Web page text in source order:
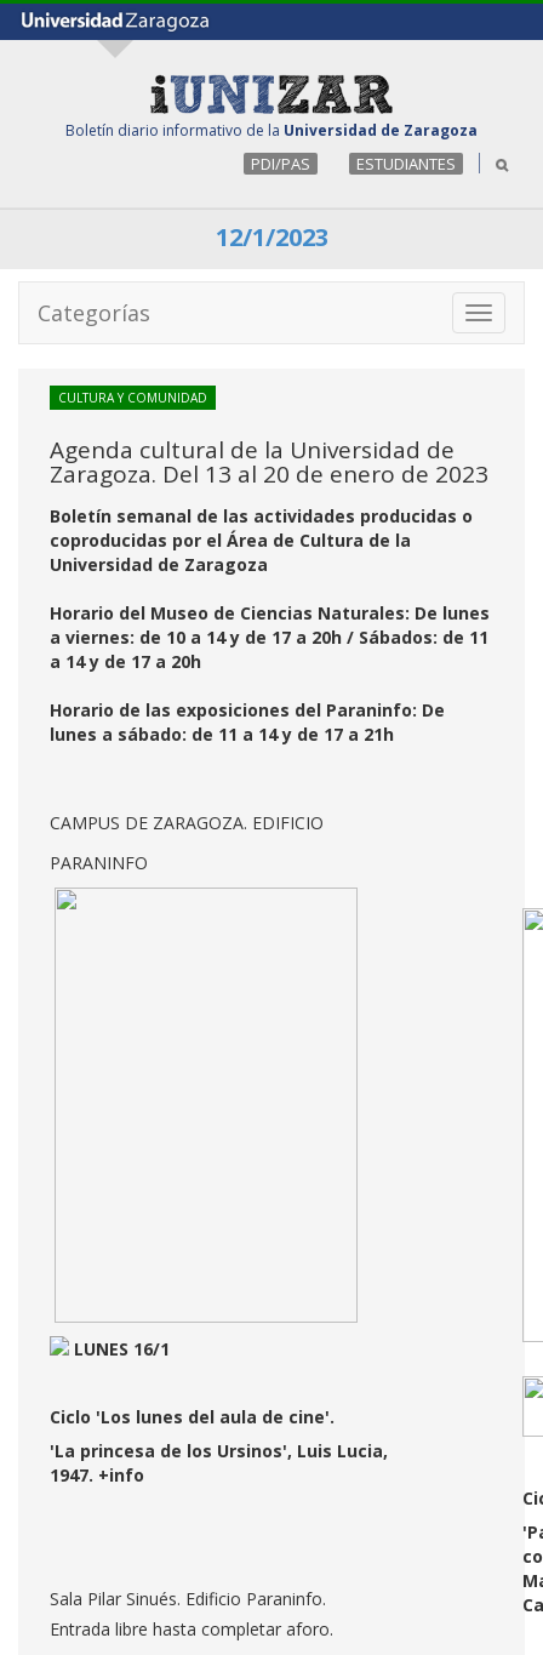
Boletín diario informativo de la Universidad de Zaragoza
PDI/PAS ESTUDIANTES
12/1/2023
Toggle
Categorías
CULTURA Y COMUNIDAD
Agenda cultural de la Universidad de
Zaragoza. Del 13 al 20 de enero de 2023
Boletín semanal de las actividades producidas o
coproducidas por el Área de Cultura de la
Universidad de Zaragoza
Horario del Museo de Ciencias Naturales: De lunes
a viernes: de 10 a 14 y de 17 a 20h / Sábados: de 11
a 14 y de 17 a 20h
Horario de las exposiciones del Paraninfo: De
lunes a sábado: de 11 a 14 y de 17 a 21h
CAMPUS DE ZARAGOZA. EDIFICIO
PARANINFO
LUNES 16/1
Ciclo 'Los lunes del aula de cine'.
'La princesa de los Ursinos', Luis Lucia,
1947. +info
Sala Pilar Sinués. Edificio Paraninfo.
Entrada libre hasta completar aforo.